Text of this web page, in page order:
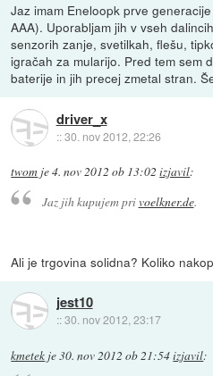
Jaz imam Eneloopk prve
AAA). Uporabljam jih v vseh
senzorih zanje, svetilkah, flešu,
igračah za mularijo. Pred tem sem
baterije in jih precej zmetal stran.
driver_x
::30. nov 2012, 22:26
twom je4. nov 2012 ob 13:02 izjavil:
Jaz jih kupujem privoelkner.de.
Ali je trgovina solidna? Koliko
jest10
::30. nov 2012, 23:17
kmetek je30. nov 2012 ob 21:54izjavil: